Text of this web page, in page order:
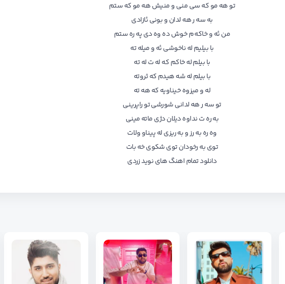
تو هه مو که سی منی و منیش هه مو که ستم
به سه ر هه لدان و بونی ئازادی
من ئه و خاکه م خوش ده وه دی په ره ستم
با بیلیم له ناخوشی ئه و میله ته
با بیلم له خاکم که له ت له ته
با بیلم له شه هیدم که ثروته
له و میزوه خیناویه که هه ته
تو سه ر هه لدانی شورشی تو راپرینی
به ره ت نداوه دیلان دژی ماته مینی
وه ره به رز و به ریزی له پیناو ولات
توی به رخودان توی شکوی خه بات
دانلود تمام اهنگ هاینوید زردی